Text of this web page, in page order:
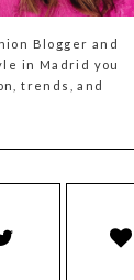
Blogger and
in Madrid you
trends, and